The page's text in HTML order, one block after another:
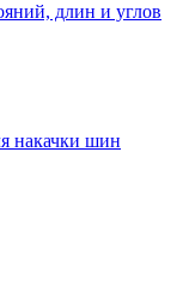
длин и углов
накачки шин